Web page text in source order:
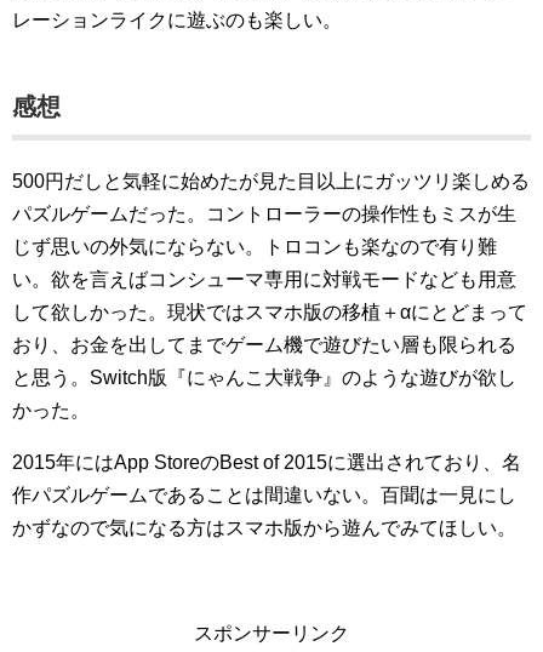
レーションライクに遊ぶのも楽しい。
感想
500円だしと気軽に始めたが見た目以上にガッツリ楽しめる
パズルゲームだった。コントローラーの操作性もミスが生
じず思いの外気にならない。トロコンも楽なので有り難
い。欲を言えばコンシューマ専用に対戦モードなども用意
して欲しかった。現状ではスマホ版の移植＋αにとどまって
おり、お金を出してまでゲーム機で遊びたい層も限られる
と思う。Switch版『にゃんこ大戦争』のような遊びが欲し
かった。
2015年にはApp StoreのBest of 2015に選出されており、名
作パズルゲームであることは間違いない。百聞は一見にし
かずなので気になる方はスマホ版から遊んでみてほしい。
スポンサーリンク